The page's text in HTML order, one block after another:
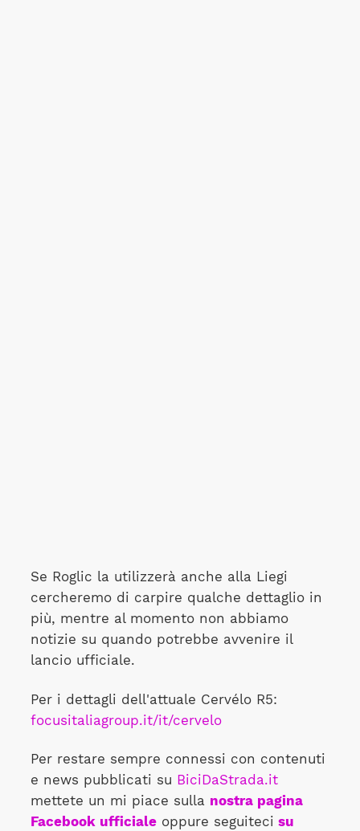
Se Roglic la utilizzerà anche alla Liegi
cercheremo di carpire qualche dettaglio in
più, mentre al momento non abbiamo
notizie su quando potrebbe avvenire il
lancio ufficiale.
Per i dettagli dell'attuale Cervélo R5:
focusitaliagroup.it/it/cervelo
Per restare sempre connessi con contenuti
e news pubblicati su BiciDaStrada.it
mettete un mi piace sulla nostra pagina
Facebook ufficiale oppure seguiteci su